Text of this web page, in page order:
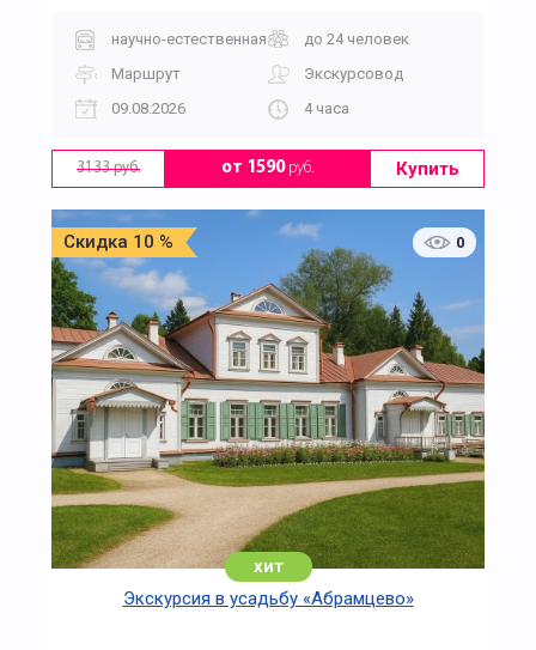
научно-естественная
до 24 человек
Маршрут
Экскурсовод
09.08.2026
4 часа
3133 руб. от 1590руб. Купить
Скидка 10 % 0
хит
Экскурсия в усадьбу «Абрамцево»